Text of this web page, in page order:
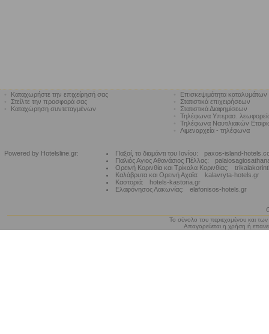
Καταχωρήστε την επιχείρησή σας
Στείλτε την προσφορά σας
Καταχώρηση συντεταγμένων
Επισκεψιμότητα καταλυμάτων
Στατιστικά επιχειρήσεων
Στατιστικά Διαφημίσεων
Τηλέφωνα Υπερασ.
Τηλέφωνα Ναυτιλιακών
Λιμεναρχεία - τηλέφωνα
Powered by Hotelsline.gr: Παξοί, το διαμάντι του Ιονίου:
paxos-island-
Παλιός Αγιος Αθανάσιος Πέλλας:
Ορεινή Κορινθία και Τρίκαλα Κορινθίας:
Καλάβρυτα και Ορεινή Αχαϊα:
kalavryta-hotels.gr
Καστοριά:
hotels-kastoria.gr
Ελαφόνησος Λακωνίας:
elafonisos-hotels.gr
Το σύνολο του περιεχομένου και
Απαγορεύεται η χρήση ή